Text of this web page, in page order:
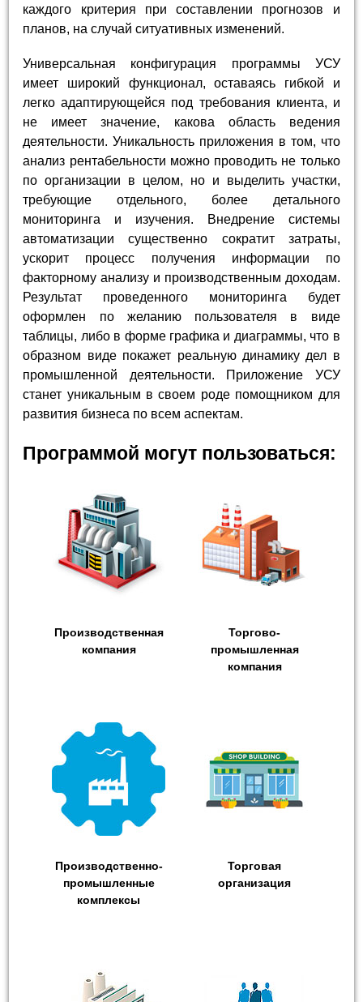
каждого критерия при составлении прогнозов и
планов, на случай ситуативных изменений.
Универсальная конфигурация программы УСУ
имеет широкий функционал, оставаясь гибкой и
легко адаптирующейся под требования клиента, и
не имеет значение, какова область ведения
деятельности. Уникальность приложения в том, что
анализ рентабельности можно проводить не только
по организации в целом, но и выделить участки,
требующие отдельного, более детального
мониторинга и изучения. Внедрение системы
автоматизации существенно сократит затраты,
ускорит процесс получения информации по
факторному анализу и производственным доходам.
Результат проведенного мониторинга будет
оформлен по желанию пользователя в виде
таблицы, либо в форме графика и диаграммы, что в
образном виде покажет реальную динамику дел в
промышленной деятельности. Приложение УСУ
станет уникальным в своем роде помощником для
развития бизнеса по всем аспектам.
Программой могут пользоваться:
Производственная
компания
Торгово-
промышленная
компания
Производственно-
промышленные
комплексы
Торговая
организация